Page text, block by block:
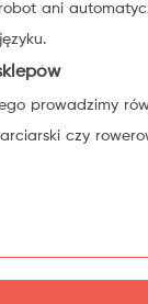
ani
prowadzimy
czy